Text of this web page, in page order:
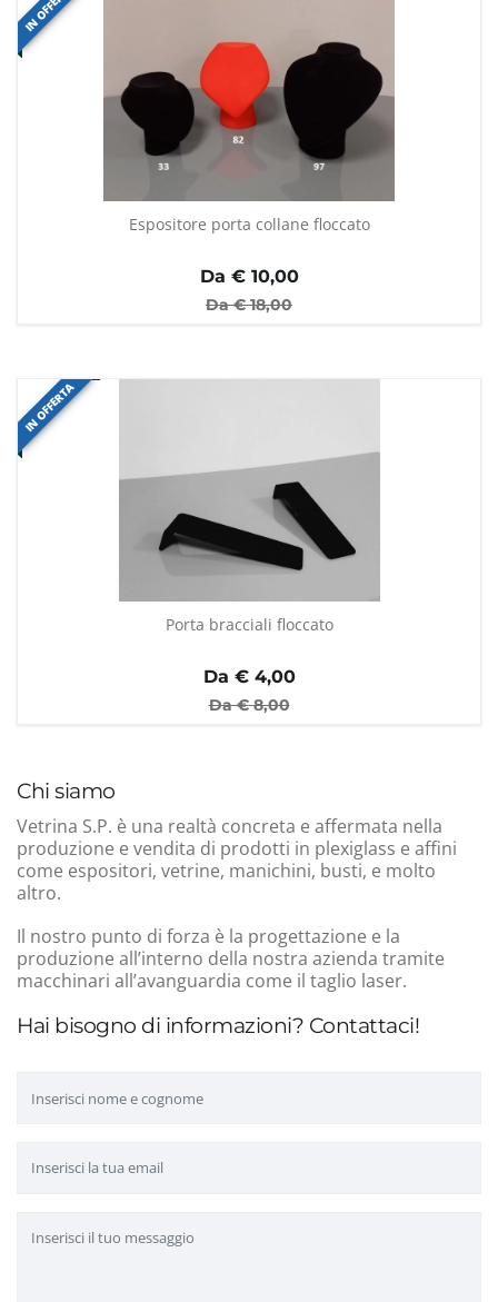
Hai bisogno di informazioni? Contattaci!
Chi siamo
Vetrina S.P. è una realtà concreta e affermata nella
produzione e vendita di prodotti in plexiglass e affini
come espositori, vetrine, manichini, busti, e molto
altro.
Il nostro punto di forza è la progettazione e la
produzione all’interno della nostra azienda tramite
macchinari all’avanguardia come il taglio laser.
Espositore porta collane floccato
Da €10,00
Da €18,00
IN OFFERTA
Porta bracciali floccato
Da €4,00
Da €8,00